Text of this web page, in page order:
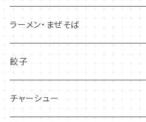
ラーメン・まぜそば
辛いラーメン
辛くないラーメン
餃子
チャーシュー